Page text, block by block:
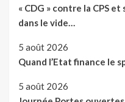
« CDG » contre la CPS
dans le vide…
5 août 2026
Quand l’Etat finance le
5 août 2026